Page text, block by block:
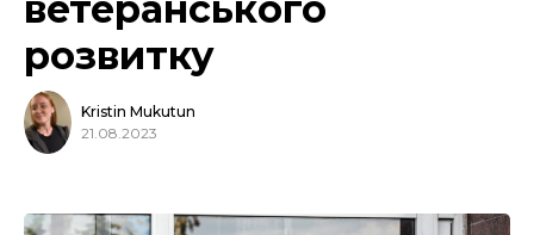
розвитку
Kristin Mukutun
21.08.2023